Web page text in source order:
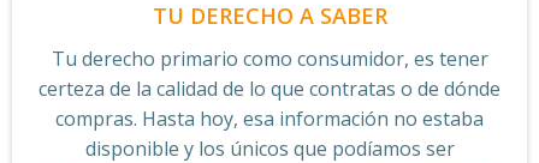
TU DERECHO A SABER
Tu derecho primario como consumidor, es tener
certeza de la calidad de lo que contratas o de dónde
compras. Hasta hoy, esa información no estaba
disponible y los únicos que podíamos ser